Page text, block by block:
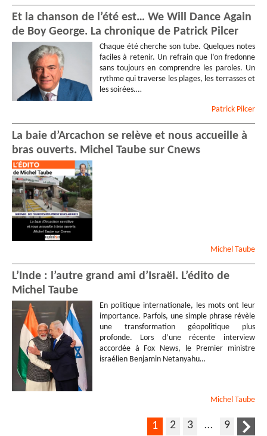
Et la chanson de l’été est… We Will Dance Again
de Boy George. La chronique de Patrick Pilcer
Chaque été cherche son tube. Quelques notes
faciles à retenir. Un refrain que l’on fredonne
sans toujours en comprendre les paroles. Un
rythme qui traverse les plages, les terrasses et
les soirées.…
Patrick Pilcer
La baie d’Arcachon se relève et nous accueille à
bras ouverts. Michel Taube sur Cnews
Michel Taube
L’Inde : l’autre grand ami d’Israël. L’édito de
Michel Taube
En politique internationale, les mots ont leur
importance. Parfois, une simple phrase révèle
une transformation géopolitique plus
profonde. Lors d’une récente interview
accordée à Fox News, le Premier ministre
israélien Benjamin Netanyahu…
Michel Taube
1 2 3 … 9